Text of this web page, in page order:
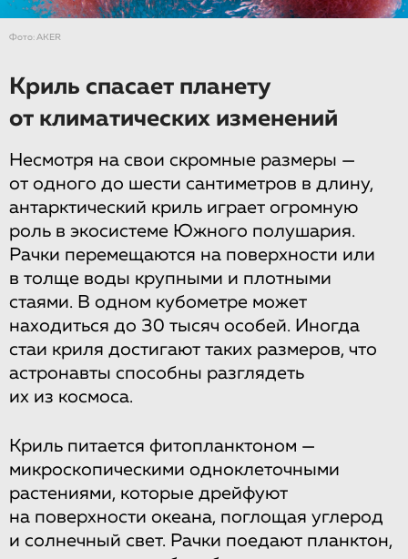
Фото: АKER
Криль спасает планету
от климатических изменений
Несмотря на свои скромные размеры —
от одного до шести сантиметров в длину,
антарктический криль играет огромную
роль в экосистеме Южного полушария.
Рачки перемещаются на поверхности или
в толще воды крупными и плотными
стаями. В одном кубометре может
находиться до 30 тысяч особей. Иногда
стаи криля достигают таких размеров, что
астронавты способны разглядеть
их из космоса.
Криль питается фитопланктоном —
микроскопическими одноклеточными
растениями, которые дрейфуют
на поверхности океана, поглощая углерод
и солнечный свет. Рачки поедают планктон,